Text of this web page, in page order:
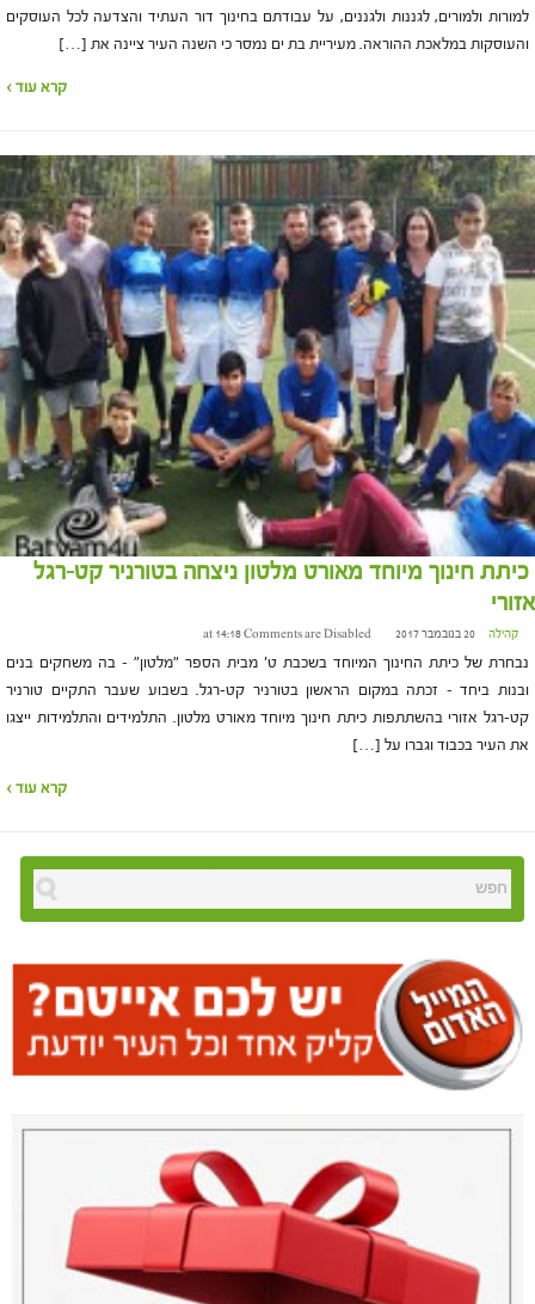
למורות ולמורים, לגננות ולגננים, על עבודתם בחינוך דור העתיד והצדעה לכל העוסקים
והעוסקות במלאכת ההוראה. מעיריית בת ים נמסר כי השנה העיר ציינה את […]
קרא עוד ›
כיתת חינוך מיוחד מאורט מלטון ניצחה בטורניר קט-רגל
אזורי
קהילה 20 בנובמבר 2017 at 14:18 Comments are Disabled
נבחרת של כיתת החינוך המיוחד בשכבת ט' מבית הספר "מלטון" – בה משחקים בנים
ובנות ביחד – זכתה במקום הראשון בטורניר קט-רגל. בשבוע שעבר התקיים טורניר
קט-רגל אזורי בהשתתפות כיתת חינוך מיוחד מאורט מלטון. התלמידים והתלמידות ייצגו
את העיר בכבוד וגברו על […]
קרא עוד ›